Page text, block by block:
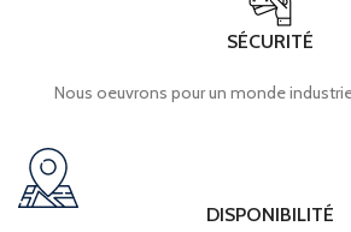
SÉCURITÉ
Nous oeuvrons pour un monde
DISPONIBILITÉ